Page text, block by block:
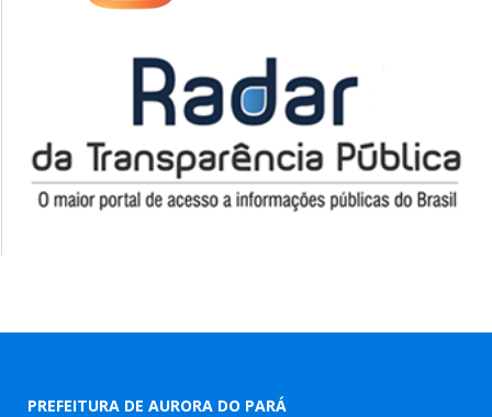
PREFEITURA DE AURORA DO PARÁ